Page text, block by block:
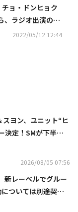
チョ・ドンヒョク
、ラジオ出演のた
指ハートでにっこ
2022/05/12 12:44
ヨン、ユニット“ヒ
決定！SMが下半期
2026/08/05 07:56
新レーベルでグルー
ついては別途契約